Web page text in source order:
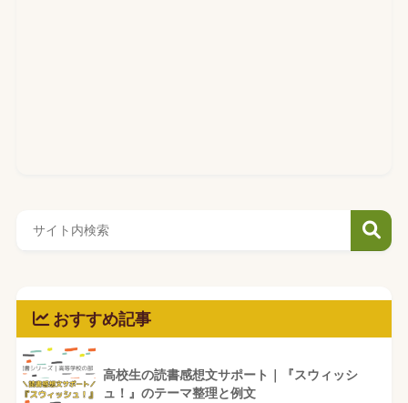
おすすめ記事
高校生の読書感想文サポート｜『スウィッシ
ュ！』のテーマ整理と例文